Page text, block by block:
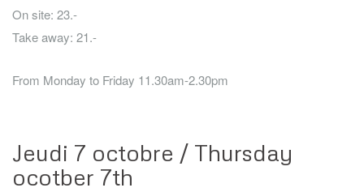
On site: 23.-
Take away: 21.-
From Monday to Friday 11.30am-2.30pm
Jeudi 7 octobre / Thursday
ocotber 7th